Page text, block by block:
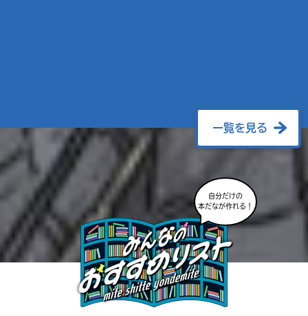
一覧を見る
自分だけの
本だなが作れる！